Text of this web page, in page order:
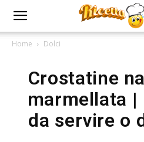
Home Dolci
Crostatine
marmellata |
da servire o